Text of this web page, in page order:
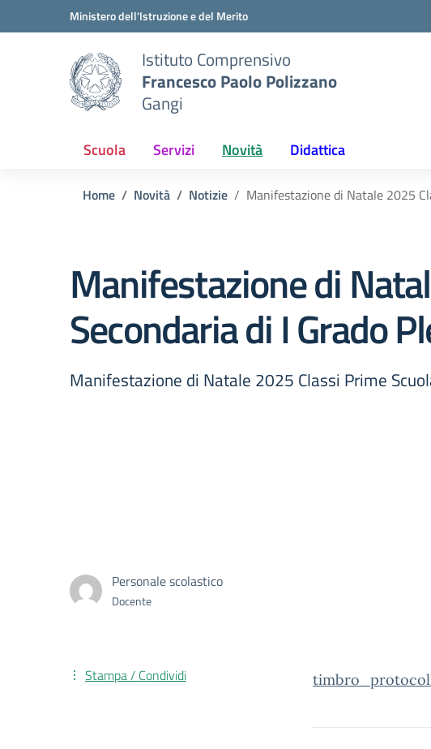
Vai ai contenuti
Vai al menu di navigazioneMinistero dell'Istruzione e del Merito
Istituto Comprensivo
Francesco Paolo Polizzano
Gangi
Scuola Servizi Novità Didattica
Home Novità Notizie Manifestazione di Natale 2025
Manifestazione di
Secondaria di I Grado
Manifestazione di Natale 2025 Classi Prime
Personale scolastico
Docente
Stampa / Condividi